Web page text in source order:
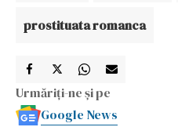
prostituata romanca
Urmăriți-ne și pe
Google News